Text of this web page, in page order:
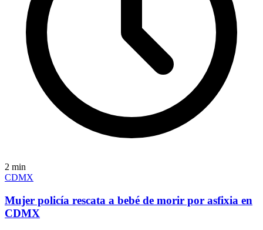
2 min
CDMX
Mujer policía rescata a bebé de morir por asfixia en
CDMX